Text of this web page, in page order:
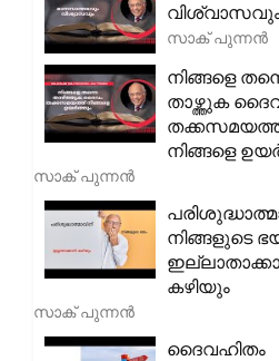
സാക് പുന്നൻ
നിങ്ങളെ
താഴ്ത്തുക
നിങ്ങളെ
സാക് പുന്നൻ
നിങ്ങളുടെ
കഴിയും
സാക് പുന്നൻ
ദൈവഹിതം